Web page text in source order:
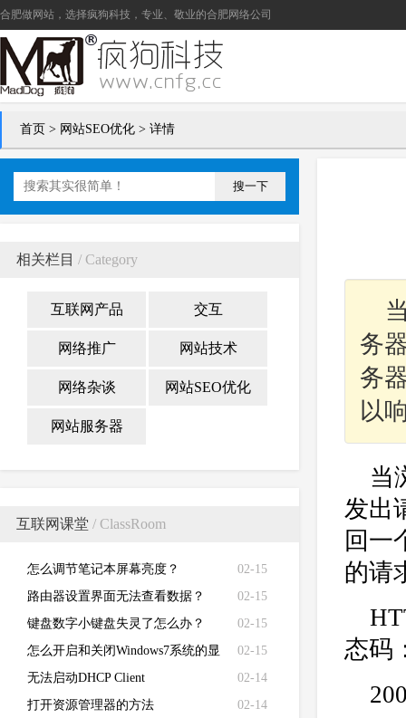
合肥做网站 ，选择疯狗科技，专业、敬业的合肥网络公司
首页 > 网站SEO优化 > 详情
搜一下
相关栏目 / Category
互联网产品 交互
网络推广 网站技术
网络杂谈 网站SEO优化
网站服务器
互联网课堂 / ClassRoom
02-15
怎么调节笔记本屏幕亮度？
02-15
路由器设置界面无法查看数据？
02-15
键盘数字小键盘失灵了怎么办？
02-15
怎么开启和关闭Windows7系统的显
卡硬件加速功能
02-14
无法启动DHCP Client
02-14
打开资源管理器的方法
务
务
以
当
发出
回一
的请
态码